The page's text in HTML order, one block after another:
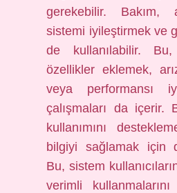
gerekebilir. Bakım,
sistemi iyileştirmek ve
de kullanılabilir.
özellikler eklemek,
veya performansı
çalışmaları da içerir.
kullanımını
bilgiyi sağlamak için
Bu, sistem
verimli